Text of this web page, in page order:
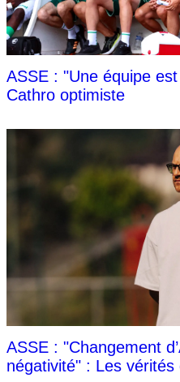
ASSE : "Une équipe
Cathro optimiste
ASSE : "Changement
négativité" : Les vérités